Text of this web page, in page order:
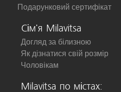
Подарунковий сертифікат
Сім'я Milavitsa
Догляд за білизною
Як дізнатися свій розмір
Чоловікам
Milavitsa по містах: